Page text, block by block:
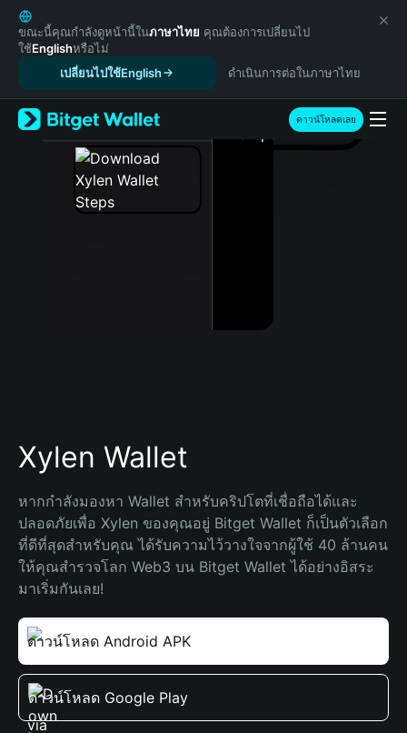
English
日本語
Tiếng Việt
Español (Latinoamérica)
Türkçe
Italiano
ขณะนี้คุณกำลังดูหน้านี้ในภาษาไทย คุณต้องการเปลี่ยนไป
ใช้Englishหรือไม่
เปลี่ยนไปใช้English
ดำเนินการต่อในภาษาไทย
ดาวน์โหลดเลย
Xylen Wallet
หากกำลังมองหา Wallet สำหรับคริปโตที่เชื่อถือได้และ
ปลอดภัยเพื่อ Xylen ของคุณอยู่ Bitget Wallet ก็เป็นตัวเลือก
ที่ดีที่สุดสำหรับคุณ ได้รับความไว้วางใจจากผู้ใช้ 40 ล้านคน
ให้คุณสำรวจโลก Web3 บน Bitget Wallet ได้อย่างอิสระ
มาเริ่มกันเลย!
ดาวน์โหลด Android APK
ดาวน์โหลด Google Play